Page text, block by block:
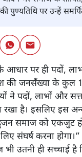
पुण्यतिथि पर उन्हें
आधार पर ही पदों,
की जनसँख्या के कुल
ने पदों, लाभों और
रखा है। इसलिए इस
समाज को एकजुट
संघर्ष करना होगा।”
उतनी ही सच्चाई है